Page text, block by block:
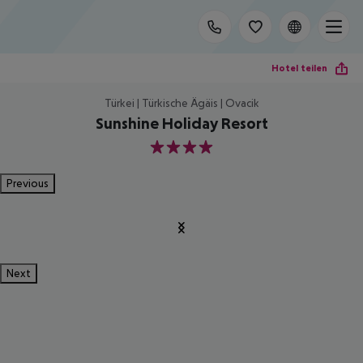
Hotel teilen
Türkei | Türkische Ägäis | Ovacik
Sunshine Holiday Resort
4
Previous
Next